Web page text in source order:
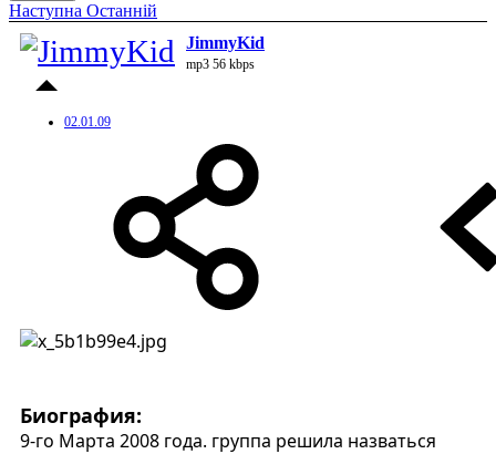
Наступна Останній
JimmyKid
mp3 56 kbps
02.01.09
Биография:
9-го Марта 2008 года. группа решила назваться